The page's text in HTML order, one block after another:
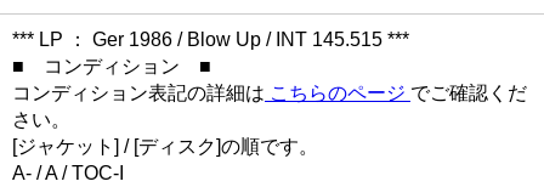
*** LP ： Ger 1986 / Blow Up / INT 145.515 ***
■ コンディション ■
コンディション表記の詳細は こちらのページ でご確認くだ
さい。
[ジャケット] / [ディスク]の順です。
A- / A / TOC-I